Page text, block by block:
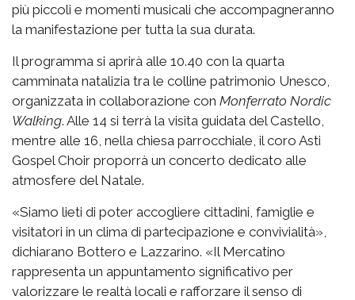
più piccoli e momenti musicali che accompagneranno
la manifestazione per tutta la sua durata.
Il programma si aprirà alle 10.40 con la quarta
camminata natalizia tra le colline patrimonio Unesco,
organizzata in collaborazione con Monferrato Nordic
Walking. Alle 14 si terrà la visita guidata del Castello,
mentre alle 16, nella chiesa parrocchiale, il coro Asti
Gospel Choir proporrà un concerto dedicato alle
atmosfere del Natale.
«Siamo lieti di poter accogliere cittadini, famiglie e
visitatori in un clima di partecipazione e convivialità»,
dichiarano Bottero e Lazzarino. «Il Mercatino
rappresenta un appuntamento significativo per
valorizzare le realtà locali e rafforzare il senso di